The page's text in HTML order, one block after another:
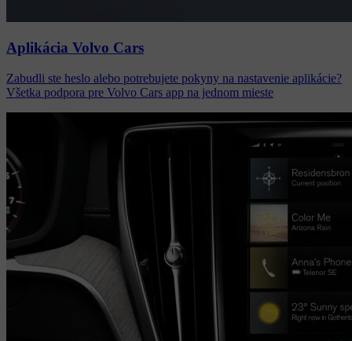
Aplikácia Volvo Cars
Zabudli ste heslo alebo potrebujete pokyny na nastavenie aplikácie?
Všetka podpora pre Volvo Cars app na jednom mieste